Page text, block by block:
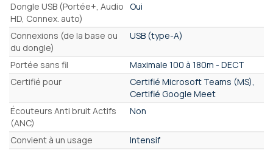
Dongle USB (Portée+, Audio
HD, Connex. auto)
Oui
Connexions (de la base ou
du dongle)
USB (type-A)
Portée sans fil
Maximale 100 à 180m - DECT
Certifié pour
Certifié Microsoft Teams (MS),
Certifié Google Meet
Écouteurs Anti bruit Actifs
(ANC)
Non
Convient à un usage
Intensif